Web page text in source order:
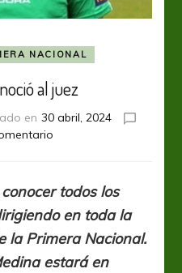
NACIONAL
al juez
en 30 abril, 2024
conoció
juez
todos los
en toda la
la Primera Nacional.
estará en